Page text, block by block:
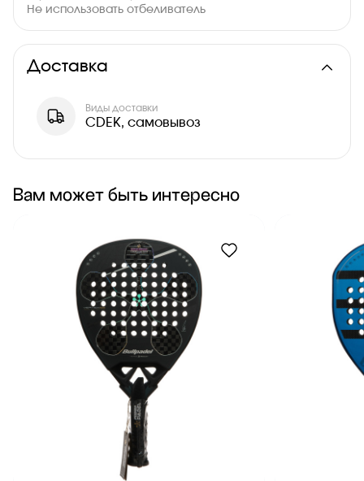
Не использовать отбеливатель
Доставка
Виды доставки
CDEK, самовывоз
Вам может быть интересно